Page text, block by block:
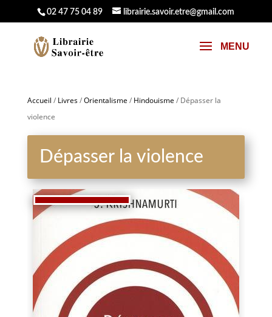
02 47 75 04 89 librairie.savoir.etre@gmail.com
Accueil / Livres/Orientalisme / Hindouisme / Dépasser la
violence
Dépasser la violence